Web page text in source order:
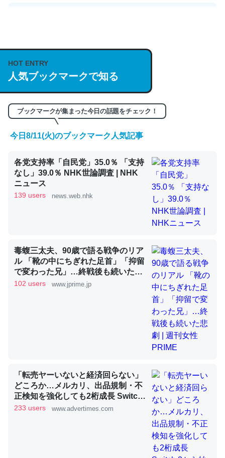
https://isobe324649.hatenablog.com/entry/2023/03/27
/064121
─GPTの仕組みと限界についての考察（１） - conceptualization
くらい。小説でいう「ずっと前の伏線」は回収されないけ
ど、短期記憶というには多い分量。進化すればするほど分
かりやすく強くなりそう
─GPTの仕組みと限界についての考察（１） - conceptualization
昆虫ってカルシウム少ないのか。知らんかった。調べたら
コオロギのカルシウム分はエビの600分の1程度。
─ニュース :: 【研究発表】昆虫学の大問題＝「昆虫はなぜ海にいな
利だから両方が拮抗してるのでは」とあって面白い。海に
いる鋏角類（カブトガニ・ウミグモ）はカルシウムを使わ
ずキチンを強化してる筈だが、酵素が違うのか？
─ニュース :: 【研究発表】昆虫学の大問題＝「昆虫はなぜ海にいな
HOT ENTRY
人気ブックマークで知る
ブックマークが集まった今日の話題をチェック！
今日8/11(火)のブックマーク人気記事
各党支持率「自民党」35.0％ 「支持
なし」39.0％ NHK世論調査 | NHK
ニュース
139 users news.web.nhk
毒蝮三太夫、90歳で語る戦争のリア
ル 「靴の中にちぎれた足首」「抑留
で変わった兄」…終戦後も続いた悲
劇 | 週刊女性PRIME
102 users www.jprime.jp
「転売ヤーいないと経済回らない」
どころか…メルカリ、出品規制・不
正検知を強化しても2桁成長 Switch
2から始まり、「ちいかわ」で極ま
233 users www.advertimes.com